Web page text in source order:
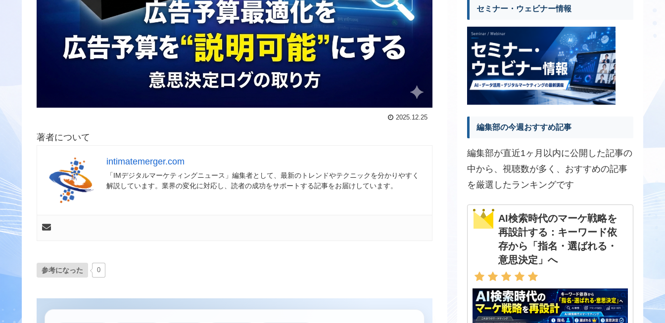
2025.12.25
著者について
intimatemerger.com
「IMデジタルマーケティングニュース」編集者として、最新のトレンドやテクニックを分かりやすく
解説しています。業界の変化に対応し、読者の成功をサポートする記事をお届けしています。
参考になった 0
セミナー・ウェビナー情報
編集部の今週おすすめ記事
編集部が直近1ヶ月以内に公開した記事の
中から、視聴数が多く、おすすめの記事
を厳選したランキングです
AI検索時代のマーケ戦略を
再設計する：キーワード依
存から「指名・選ばれる・
意思決定」へ